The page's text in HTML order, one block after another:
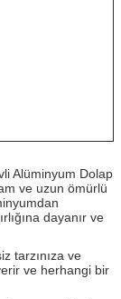
Alüminyum Dolap
ve uzun ömürlü
dayanır ve
tarzınıza ve
ve herhangi bir